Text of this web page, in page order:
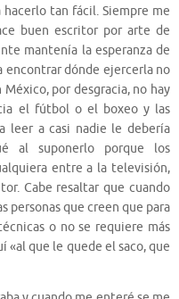
tan fácil. Siempre me
buen escritor por arte de
mantenía la esperanza de
encontrar dónde ejercerla no
por desgracia, no hay
el fútbol o el boxeo y las
leer a casi nadie le debería
al suponerlo porque los
entre a la televisión,
Cabe resaltar que cuando
personas que creen que para
o no se requiere más
«al que le quede el saco, que